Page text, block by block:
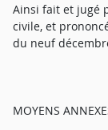
Ainsi fait et jugé
civile, et
du neuf
MOYENS